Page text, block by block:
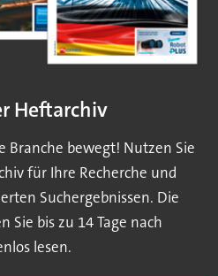
Heftarchiv
Branche bewegt! Nutzen Sie
für Ihre Recherche und
Suchergebnissen. Die
Sie bis zu 14 Tage nach
lesen.